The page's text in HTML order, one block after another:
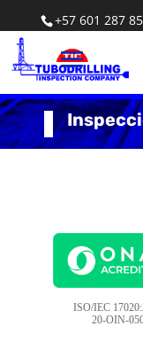
+57 601 287
ISO/IEC
20-OIN-